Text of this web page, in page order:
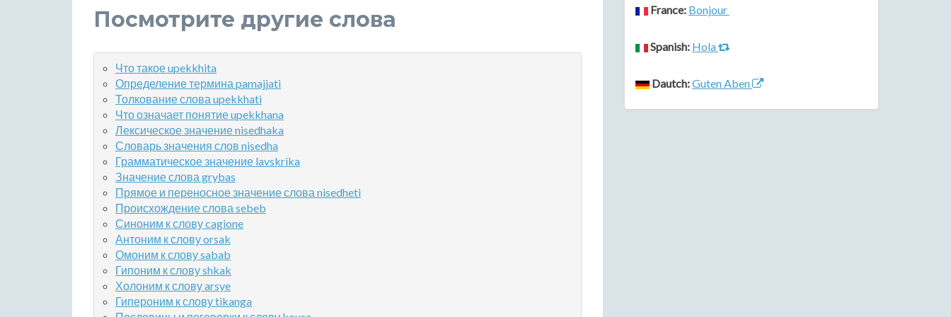
Посмотрите другие слова
Что такое upekkhita
Определение термина pamajjati
Толкование слова upekkhati
Что означает понятие upekkhana
Лексическое значение nisedhaka
Словарь значения слов nisedha
Грамматическое значение lavskrika
Значение слова grybas
Прямое и переносное значение слова nisedheti
Происхождение слова sebeb
Синоним к слову cagione
Антоним к слову orsak
Омоним к слову sabab
Гипоним к слову shkak
Холоним к слову arsye
Гипероним к слову tikanga
France: Bonjour
Spanish: Hola
Dautch:Guten Aben